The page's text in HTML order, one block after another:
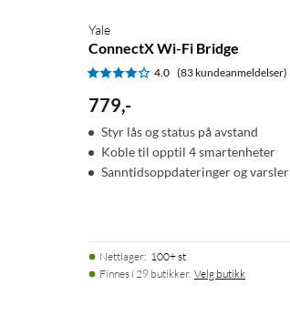
Yale
ConnectX Wi-Fi Bridge
4.0 (83 kundeanmeldelser)
779,-
Styr lås og status på avstand
Koble til opptil 4 smartenheter
Sanntidsoppdateringer og varsler
Nettlager: 100+ st
Finnes i 29 butikker. Velg butikk